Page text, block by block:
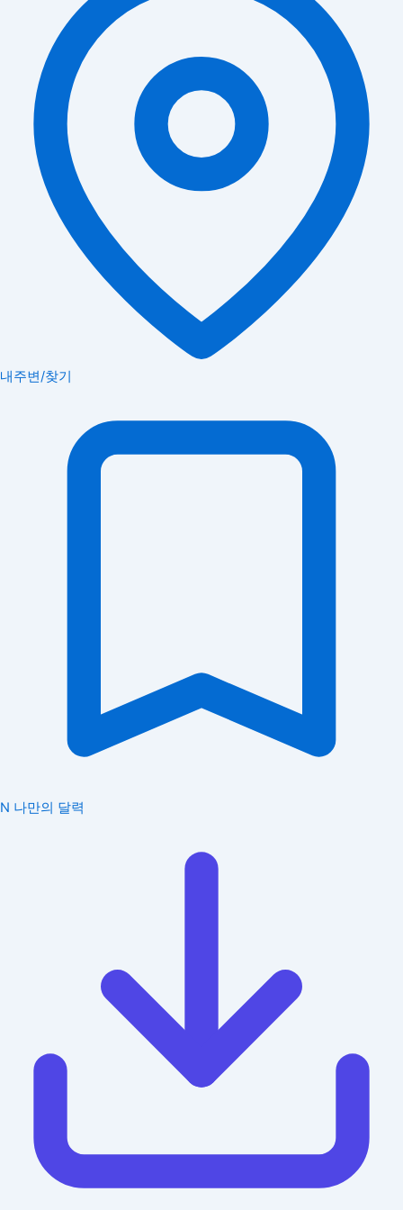
내주변/찾기
N 나만의 달력